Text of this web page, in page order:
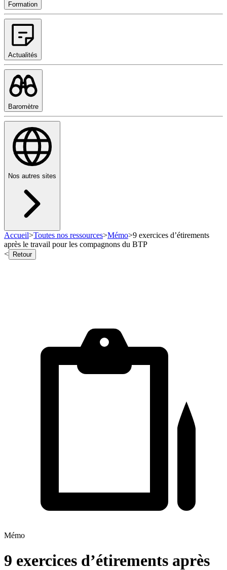
Formation
Actualités
Baromètre
Nos autres sites
Accueil>Toutes nos ressources>Mémo>9 exercices d’étirements
après le travail pour les compagnons du BTP
<
Retour
Mémo
9 exercices d’étirements après